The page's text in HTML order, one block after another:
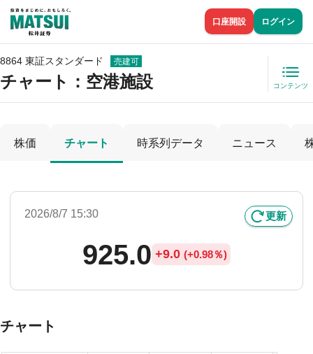
口座開設 ログイン
8864 東証スタンダード 売建可
チャート： 空港施設 コンテンツ
株価 チャート 時系列データ ニュース
2026/8/7 15:30 更新
925.0 +9.0 (+0.98％)
チャート